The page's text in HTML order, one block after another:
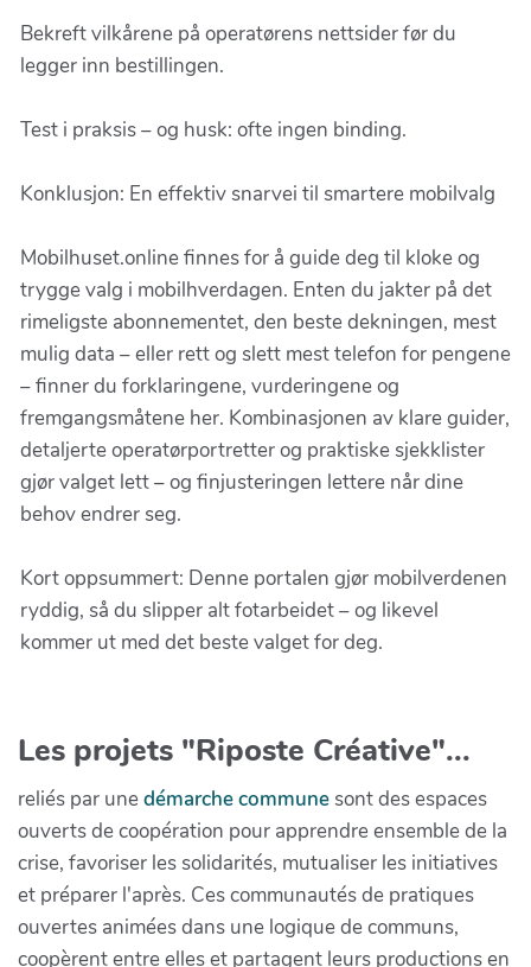
Bekreft vilkårene på operatørens nettsider før du
legger inn bestillingen.
Test i praksis – og husk: ofte ingen binding.
Konklusjon: En effektiv snarvei til smartere mobilvalg
Mobilhuset.online finnes for å guide deg til kloke og
trygge valg i mobilhverdagen. Enten du jakter på det
rimeligste abonnementet, den beste dekningen, mest
mulig data – eller rett og slett mest telefon for pengene
– finner du forklaringene, vurderingene og
fremgangsmåtene her. Kombinasjonen av klare guider,
detaljerte operatørportretter og praktiske sjekklister
gjør valget lett – og finjusteringen lettere når dine
behov endrer seg.
Kort oppsummert: Denne portalen gjør mobilverdenen
ryddig, så du slipper alt fotarbeidet – og likevel
kommer ut med det beste valget for deg.
Les projets "Riposte Créative"...
reliés par unedémarche communesont des espaces
ouverts de coopération pour apprendre ensemble de la
crise, favoriser les solidarités, mutualiser les initiatives
et préparer l'après. Ces communautés de pratiques
ouvertes animées dans une logique de communs,
coopèrent entre elles et partagent leurs productions en